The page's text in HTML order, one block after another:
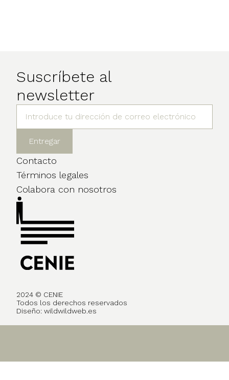
Suscríbete al
newsletter
Contacto
Términos legales
Colabora con nosotros
2024 © CENIE
Todos los derechos reservados
Diseño: wildwildweb.es